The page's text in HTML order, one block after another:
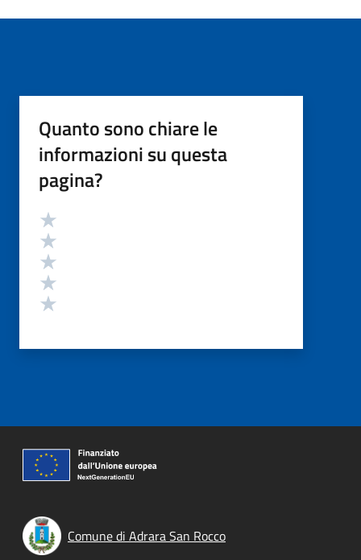
Quanto sono chiare le
informazioni su questa
pagina?
Valutazione
Comune di Adrara San Rocco